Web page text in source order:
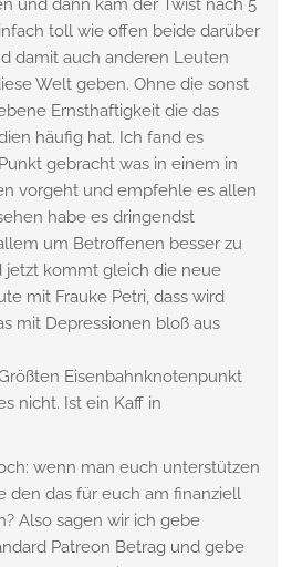
und dann kam der Twist nach 5
toll wie offen beide darüber
damit auch anderen Leuten
Welt geben. Ohne die sonst
Ernsthaftigkeit die das
häufig hat. Ich fand es
gebracht was in einem in
vorgeht und empfehle es allen
habe es dringendst
um Betroffenen besser zu
jetzt kommt gleich die neue
mit Frauke Petri, dass wird
mit Depressionen bloß aus
Eisenbahnknotenpunkt
nicht. Ist ein Kaff in
wenn man euch unterstützen
den das für euch am finanziell
Also sagen wir ich gebe
Patreon Betrag und gebe